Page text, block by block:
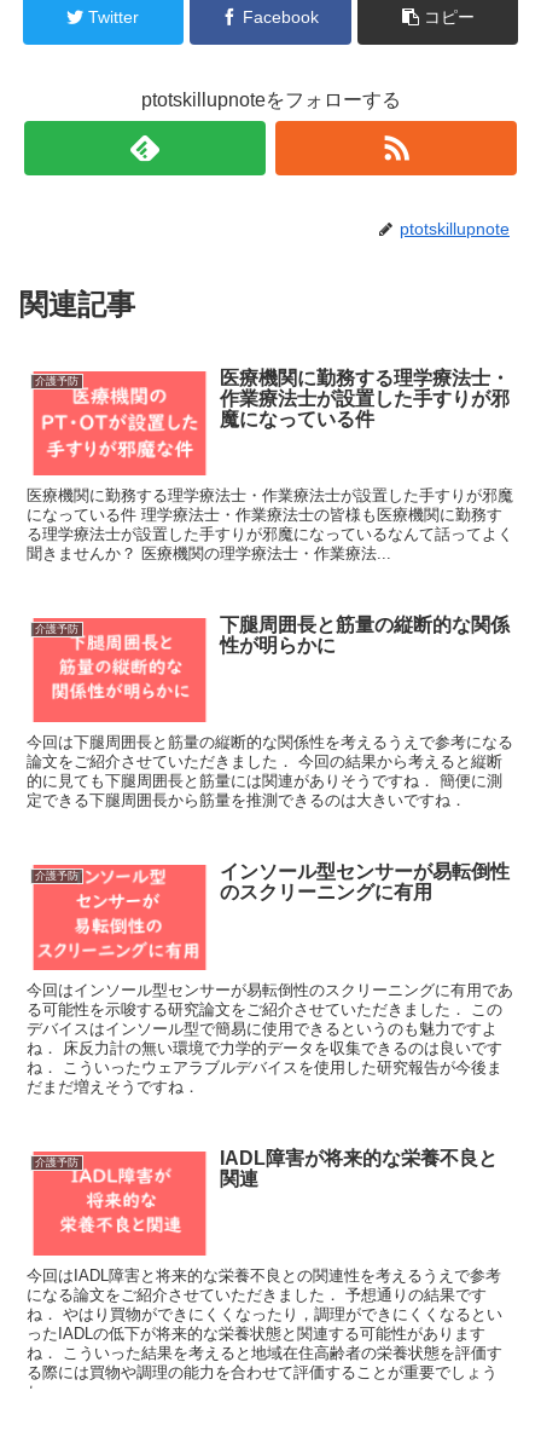
Twitter Facebook コピー
ptotskillupnoteをフォローする
ptotskillupnote
関連記事
介護予防
医療機関に勤務する理学療法士・
作業療法士が設置した手すりが邪
魔になっている件
医療機関に勤務する理学療法士・作業療法士が設置した手すりが邪魔
になっている件 理学療法士・作業療法士の皆様も医療機関に勤務す
る理学療法士が設置した手すりが邪魔になっているなんて話ってよく
聞きませんか？ 医療機関の理学療法士・作業療法...
介護予防
下腿周囲長と筋量の縦断的な関係
性が明らかに
今回は下腿周囲長と筋量の縦断的な関係性を考えるうえで参考になる
論文をご紹介させていただきました． 今回の結果から考えると縦断
的に見ても下腿周囲長と筋量には関連がありそうですね． 簡便に測
定できる下腿周囲長から筋量を推測できるのは大きいですね．
介護予防
インソール型センサーが易転倒性
のスクリーニングに有用
今回はインソール型センサーが易転倒性のスクリーニングに有用であ
る可能性を示唆する研究論文をご紹介させていただきました． この
デバイスはインソール型で簡易に使用できるというのも魅力ですよ
ね． 床反力計の無い環境で力学的データを収集できるのは良いです
ね． こういったウェアラブルデバイスを使用した研究報告が今後ま
だまだ増えそうですね．
介護予防
IADL障害が将来的な栄養不良と
関連
今回はIADL障害と将来的な栄養不良との関連性を考えるうえで参考
になる論文をご紹介させていただきました． 予想通りの結果です
ね． やはり買物ができにくくなったり，調理ができにくくなるとい
ったIADLの低下が将来的な栄養状態と関連する可能性があります
ね． こういった結果を考えると地域在住高齢者の栄養状態を評価す
る際には買物や調理の能力を合わせて評価することが重要でしょう
ね．